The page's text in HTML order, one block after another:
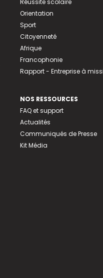
Réussite scolaire
Orientation
Sport
Citoyenneté
Afrique
Francophonie
Rapport - Entreprise à
NOS RESSOURCES
FAQ et support
Actualités
Communiqués de Presse
Kit Média